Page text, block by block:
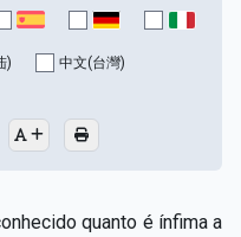
) 中文(台灣)
quanto é ínfima a